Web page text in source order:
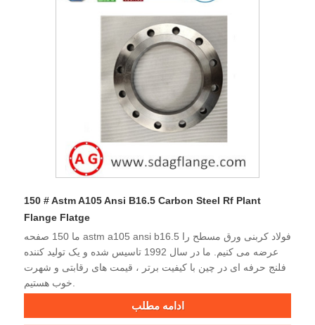
150 # Astm A105 Ansi B16.5 Carbon Steel Rf Plant
Flange Flatge
ما 150 صفحه astm a105 ansi b16.5 فولاد کربنی ورق مسطح را
عرضه می کنیم. ما در سال 1992 تاسیس شده و یک تولید کننده
فلنج حرفه ای در چین با کیفیت برتر ، قیمت های رقابتی و شهرت
ادامه مطلب